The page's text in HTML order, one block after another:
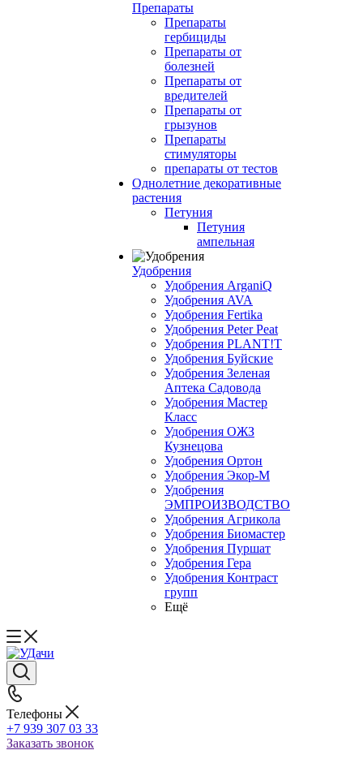
Препараты
Препараты
гербициды
Препараты от
болезней
Препараты от
вредителей
Препараты от
грызунов
Препараты
стимуляторы
препараты от тестов
Однолетние декоративные
растения
Петуния
Петуния
ампельная
Удобрения
Удобрения ArganiQ
Удобрения AVA
Удобрения Fertika
Удобрения Peter Peat
Удобрения PLANT!T
Удобрения Буйские
Удобрения Зеленая
Аптека Садовода
Удобрения Мастер
Класс
Удобрения ОЖЗ
Кузнецова
Удобрения Ортон
Удобрения Экор-М
Удобрения
ЭМПРОИЗВОДСТВО
Удобрения Агрикола
Удобрения Биомастер
Удобрения Пуршат
Удобрения Гера
Удобрения Контраст
групп
Ещё
Телефоны
+7 939 307 03 33
Заказать звонок